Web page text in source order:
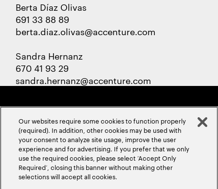
Berta Díaz Olivas
691 33 88 89
berta.diaz.olivas@accenture.com
Sandra Hernanz
670 41 93 29
sandra.hernanz@accenture.com
ABOUT USCONTACT US CAREERSLOCATIONS
Our websites require some cookies to function properly
(required). In addition, other cookies may be used with
your consent to analyze site usage, improve the user
experience and for advertising. If you prefer that we only
use the required cookies, please select ‘Accept Only
Required’, closing this banner without making other
selections will accept all cookies.